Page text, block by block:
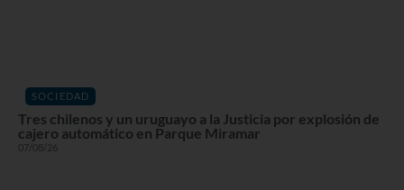
SOCIEDAD
Tres chilenos y un uruguayo a la Justicia por explosión de
cajero automático en Parque Miramar
07/08/26